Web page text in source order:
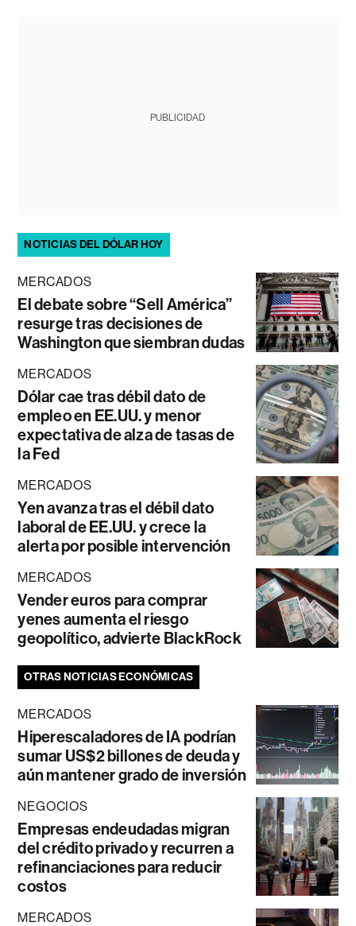
PUBLICIDAD
NOTICIAS DEL DÓLAR HOY
MERCADOS
El debate sobre “Sell América”
resurge tras decisiones de
Washington que siembran dudas
MERCADOS
Dólar cae tras débil dato de
empleo en EE.UU. y menor
expectativa de alza de tasas de
la Fed
MERCADOS
Yen avanza tras el débil dato
laboral de EE.UU. y crece la
alerta por posible intervención
MERCADOS
Vender euros para comprar
yenes aumenta el riesgo
geopolítico, advierte BlackRock
OTRAS NOTICIAS ECONÓMICAS
MERCADOS
Hiperescaladores de IA podrían
sumar US$2 billones de deuda y
aún mantener grado de inversión
NEGOCIOS
Empresas endeudadas migran
del crédito privado y recurren a
refinanciaciones para reducir
costos
MERCADOS